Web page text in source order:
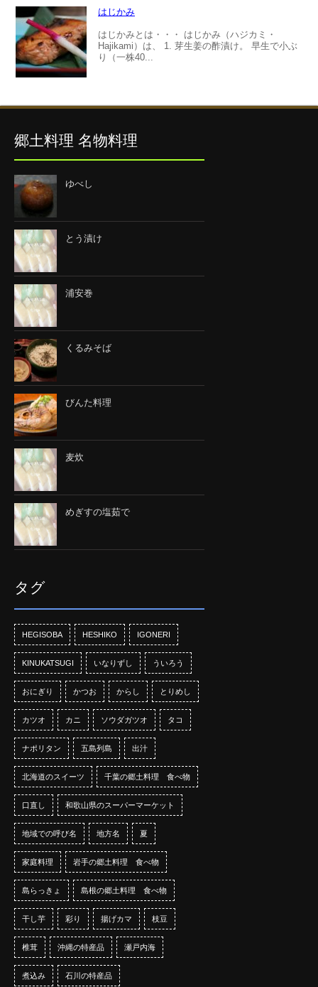
はじかみ
はじかみとは・・・ はじかみ（ハジカミ・
Hajikami）は、 1. 芽生姜の酢漬け。 早生で小ぶ
り（一株40...
郷土料理 名物料理
ゆべし
とう漬け
浦安巻
くるみそば
びんた料理
麦炊
めぎすの塩茹で
タグ
HEGISOBA HESHIKO IGONERI
KINUKATSUGI いなりずし ういろう
おにぎり かつお からし とりめし
カツオ カニ ソウダガツオ タコ
ナポリタン 五島列島 出汁
北海道のスイーツ 千葉の郷土料理 食べ物
口直し 和歌山県のスーパーマーケット
地域での呼び名 地方名 夏
家庭料理 岩手の郷土料理 食べ物
島らっきょ 島根の郷土料理 食べ物
干し芋 彩り 揚げカマ 枝豆
椎茸 沖縄の特産品 瀬戸内海
煮込み 石川の特産品